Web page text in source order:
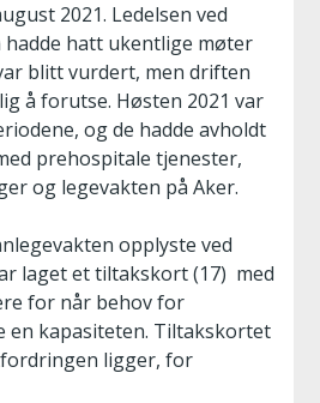
2021. Ledelsen ved
hadde hatt ukentlige møter
blitt vurdert, men driften
å forutse. Høsten 2021 var
og de hadde avholdt
prehospitale tjenester,
og legevakten på Aker.
opplyste ved
laget et tiltakskort (17) med
for når behov for
en kapasiteten. Tiltakskortet
ligger, for